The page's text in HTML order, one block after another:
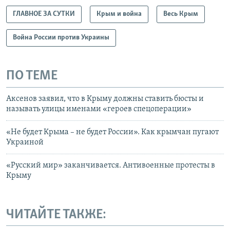
ГЛАВНОЕ ЗА СУТКИ Крым и война Весь Крым
Война России против Украины
ПО ТЕМЕ
Аксенов заявил, что в Крыму должны ставить бюсты и
называть улицы именами «героев спецоперации»
«Не будет Крыма – не будет России». Как крымчан пугают
Украиной
«Русский мир» заканчивается. Антивоенные протесты в
Крыму
ЧИТАЙТЕ ТАКЖЕ: